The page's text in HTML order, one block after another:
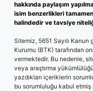
hakkında paylaşım
isim benzerlikleri
halindedir ve tavsiye
Sitemiz, 5651 Sayılı
Kurumu (BTK) tarafından
vermektedir. Bu nedenle,
veya araştırma
yazdıkları içeriklerin
bu sorumluluğu kabul etmiş